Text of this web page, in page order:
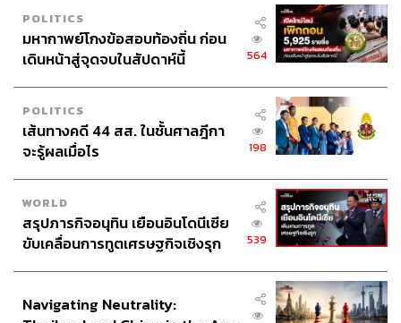
POLITICS
มหากาพย์โกงข้อสอบท้องถิ่น ก่อน
เดินหน้าสู่จุดจบในสัปดาห์นี้
564
POLITICS
เส้นทางคดี 44 สส. ในชั้นศาลฎีกา
จะรู้ผลเมื่อไร
198
WORLD
สรุปภารกิจอนุทิน เยือนอินโดนีเซีย
ขับเคลื่อนการทูตเศรษฐกิจเชิงรุก
539
Navigating Neutrality: